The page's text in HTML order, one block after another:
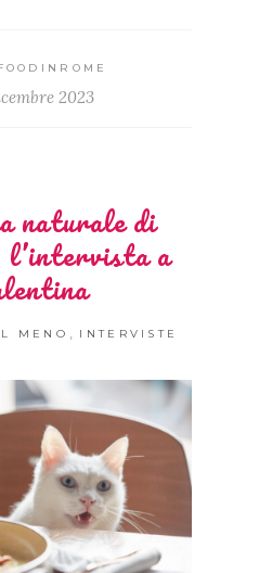
2023
naturale di
l’intervista a
MENO INTERVISTE